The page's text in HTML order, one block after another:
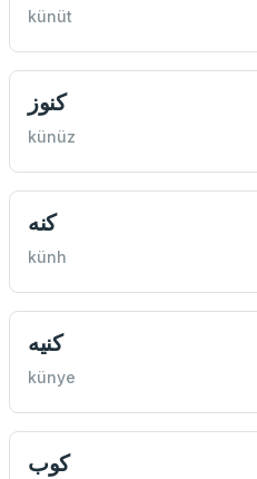
künüt
كنوز
künüz
كنه
künh
كنيه
künye
كوب